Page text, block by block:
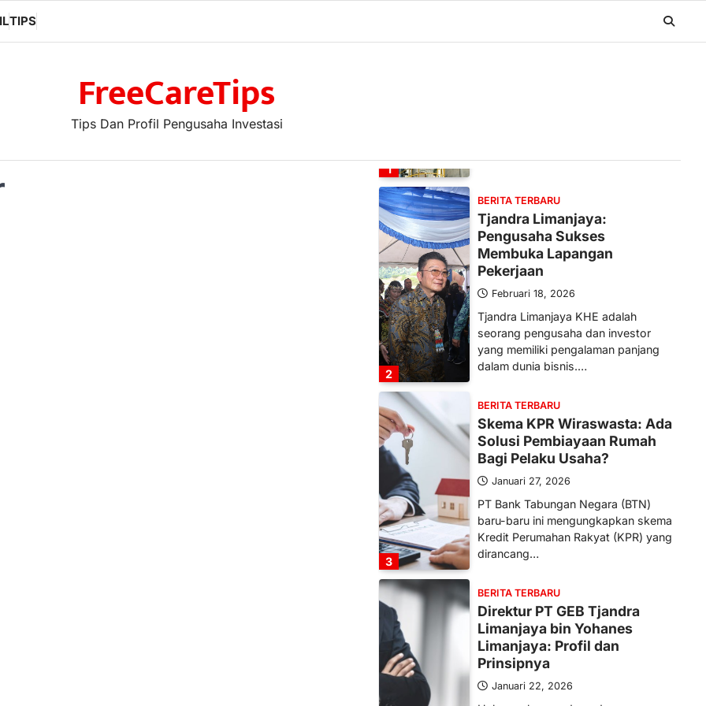
TIPS
FreeCareTips
Tips Dan Profil Pengusaha Investasi
1
situasi…
2
BERITA TERBARU
Tjandra Limanjaya:
Pengusaha Sukses
Membuka Lapangan
Pekerjaan
Februari 18, 2026
Tjandra Limanjaya KHE adalah
seorang pengusaha dan investor
yang memiliki pengalaman panjang
dalam dunia bisnis.…
3
BERITA TERBARU
Skema KPR Wiraswasta: Ada
Solusi Pembiayaan Rumah
Bagi Pelaku Usaha?
Januari 27, 2026
PT Bank Tabungan Negara (BTN)
baru-baru ini mengungkapkan skema
Kredit Perumahan Rakyat (KPR) yang
dirancang…
BERITA TERBARU
Direktur PT GEB Tjandra
Limanjaya bin Yohanes
Limanjaya: Profil dan
Prinsipnya
Januari 22, 2026